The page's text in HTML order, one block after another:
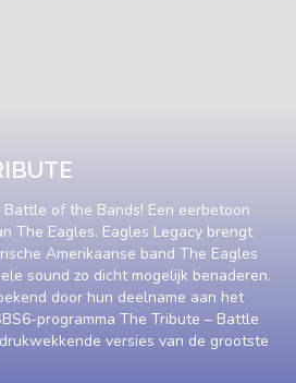
of the Bands! Een eerbetoon
The Eagles. Eagles Legacy brengt
Amerikaanse band The Eagles
sound zo dicht mogelijk benaderen.
door hun deelname aan het
programma The Tribute – Battle
versies van de grootste